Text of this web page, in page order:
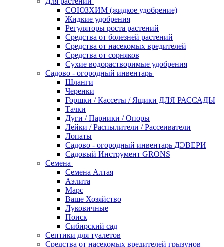
СОЮЗХИМ (жидкое удобрение)
Жидкие удобрения
Регуляторы роста растений
Средства от болезней растений
Средства от насекомых вредителей
Средства от сорняков
Сухие водорастворимые удобрения
Садово - огородный инвентарь
Шланги
Черенки
Горшки / Кассеты / Ящики ДЛЯ РАССАДЫ
Тачки
Дуги / Парники / Опоры
Лейки / Распылители / Рассеиватели
Лопаты
Садово - огородный инвентарь ДЭВЕРИ
Садовый Инструмент GRONS
Семена
Семена Алтая
Аэлита
Марс
Ваше Хозяйство
Луковичные
Поиск
Сибирский сад
Септики для туалетов
Средства от насекомых вредителей грызунов